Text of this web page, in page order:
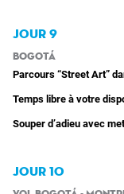
JOUR 9
Bogotá
Parcours “Street Art”
Temps libre à votre
Souper d’adieu avec
JOUR 10